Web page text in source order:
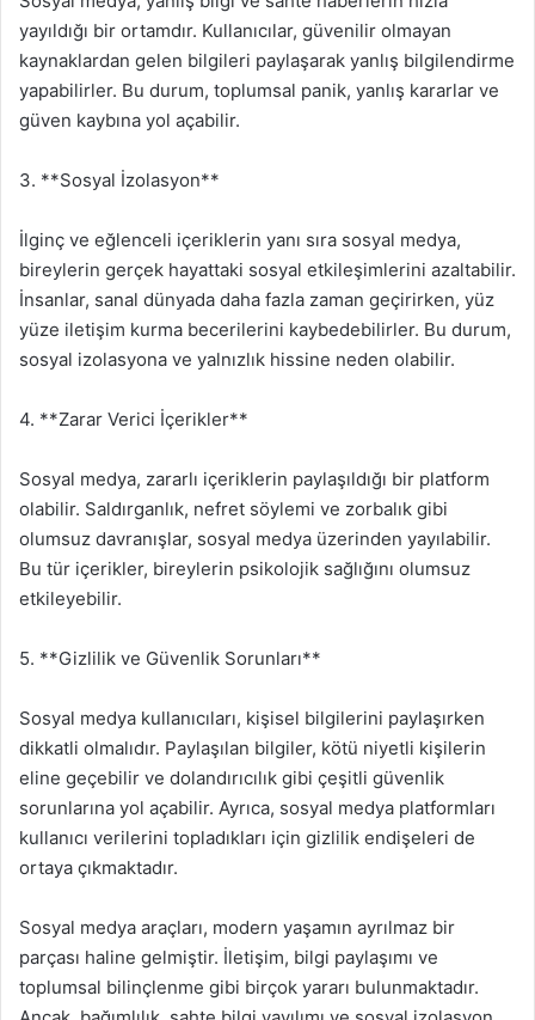
yayıldığı bir ortamdır. Kullanıcılar, güvenilir olmayan
kaynaklardan gelen bilgileri paylaşarak yanlış bilgilendirme
yapabilirler. Bu durum, toplumsal panik, yanlış kararlar ve
güven kaybına yol açabilir.
3. **Sosyal İzolasyon**
İlginç ve eğlenceli içeriklerin yanı sıra sosyal medya,
bireylerin gerçek hayattaki sosyal etkileşimlerini azaltabilir.
İnsanlar, sanal dünyada daha fazla zaman geçirirken, yüz
yüze iletişim kurma becerilerini kaybedebilirler. Bu durum,
sosyal izolasyona ve yalnızlık hissine neden olabilir.
4. **Zarar Verici İçerikler**
Sosyal medya, zararlı içeriklerin paylaşıldığı bir platform
olabilir. Saldırganlık, nefret söylemi ve zorbalık gibi
olumsuz davranışlar, sosyal medya üzerinden yayılabilir.
Bu tür içerikler, bireylerin psikolojik sağlığını olumsuz
etkileyebilir.
5. **Gizlilik ve Güvenlik Sorunları**
Sosyal medya kullanıcıları, kişisel bilgilerini paylaşırken
dikkatli olmalıdır. Paylaşılan bilgiler, kötü niyetli kişilerin
eline geçebilir ve dolandırıcılık gibi çeşitli güvenlik
sorunlarına yol açabilir. Ayrıca, sosyal medya platformları
kullanıcı verilerini topladıkları için gizlilik endişeleri de
ortaya çıkmaktadır.
Sosyal medya araçları, modern yaşamın ayrılmaz bir
parçası haline gelmiştir. İletişim, bilgi paylaşımı ve
toplumsal bilinçlenme gibi birçok yararı bulunmaktadır.